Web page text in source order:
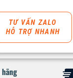
TƯ VẤN ZALO
HỖ TRỢ NHANH